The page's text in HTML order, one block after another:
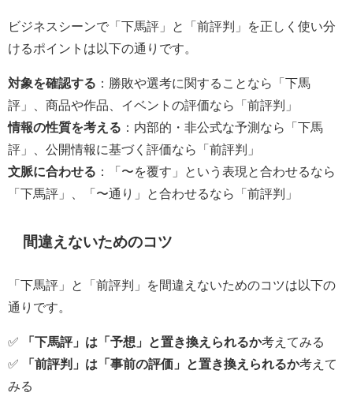
ビジネスシーンで「下馬評」と「前評判」を正しく使い分
けるポイントは以下の通りです。
対象を確認する ：勝敗や選考に関することなら「下馬
評」、商品や作品、イベントの評価なら「前評判」
情報の性質を考える ：内部的・非公式な予測なら「下馬
評」、公開情報に基づく評価なら「前評判」
文脈に合わせる ：「〜を覆す」という表現と合わせるなら
「下馬評」、「〜通り」と合わせるなら「前評判」
間違えないためのコツ
「下馬評」と「前評判」を間違えないためのコツは以下の
通りです。
✅ 「下馬評」は「予想」と置き換えられるか考えてみる
✅
「前評判」は「事前の評価」と置き換えられるか考えて
みる